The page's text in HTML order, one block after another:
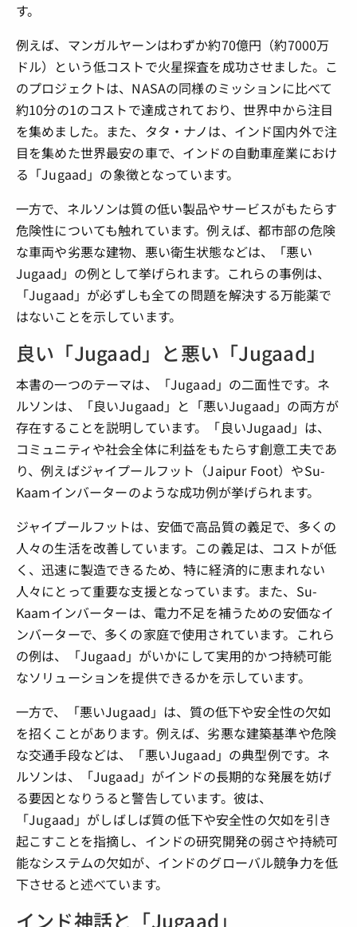
す。
例えば、マンガルヤーンはわずか約70億円（約7000万
ドル）という低コストで火星探査を成功させました。こ
のプロジェクトは、NASAの同様のミッションに比べて
約10分の1のコストで達成されており、世界中から注目
を集めました。また、タタ・ナノは、インド国内外で注
目を集めた世界最安の車で、インドの自動車産業におけ
る「Jugaad」の象徴となっています。
一方で、ネルソンは質の低い製品やサービスがもたらす
危険性についても触れています。例えば、都市部の危険
な車両や劣悪な建物、悪い衛生状態などは、「悪い
Jugaad」の例として挙げられます。これらの事例は、
「Jugaad」が必ずしも全ての問題を解決する万能薬で
はないことを示しています。
良い「Jugaad」と悪い「Jugaad」
本書の一つのテーマは、「Jugaad」の二面性です。ネ
ルソンは、「良いJugaad」と「悪いJugaad」の両方が
存在することを説明しています。「良いJugaad」は、
コミュニティや社会全体に利益をもたらす創意工夫であ
り、例えばジャイプールフット（Jaipur Foot）やSu-
Kaamインバーターのような成功例が挙げられます。
ジャイプールフットは、安価で高品質の義足で、多くの
人々の生活を改善しています。この義足は、コストが低
く、迅速に製造できるため、特に経済的に恵まれない
人々にとって重要な支援となっています。また、Su-
Kaamインバーターは、電力不足を補うための安価なイ
ンバーターで、多くの家庭で使用されています。これら
の例は、「Jugaad」がいかにして実用的かつ持続可能
なソリューションを提供できるかを示しています。
一方で、「悪いJugaad」は、質の低下や安全性の欠如
を招くことがあります。例えば、劣悪な建築基準や危険
な交通手段などは、「悪いJugaad」の典型例です。ネ
ルソンは、「Jugaad」がインドの長期的な発展を妨げ
る要因となりうると警告しています。彼は、
「Jugaad」がしばしば質の低下や安全性の欠如を引き
起こすことを指摘し、インドの研究開発の弱さや持続可
能なシステムの欠如が、インドのグローバル競争力を低
下させると述べています。
インド神話と「Jugaad」